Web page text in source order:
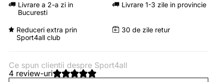
Livrare a 2-a zi in
Bucuresti
Livrare 1-3 zile in provincie
Reduceri extra prin
Sport4all club
30 de zile retur
Ce spun clientii despre Sport4all
4 review-uri